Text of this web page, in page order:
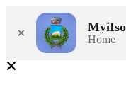
× Home